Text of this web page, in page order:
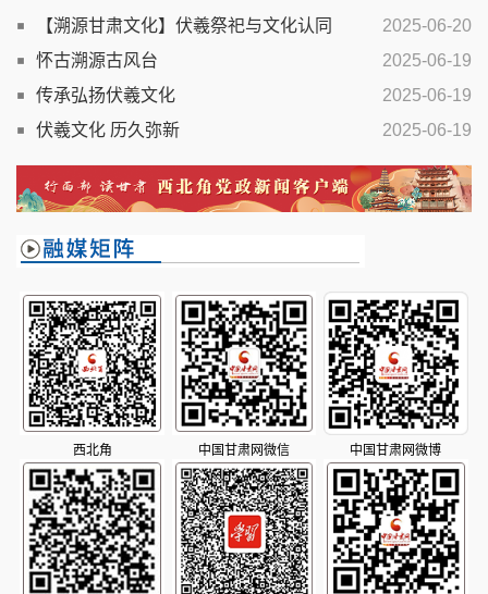
2025-06-20
【溯源甘肃文化】伏羲祭祀与文化认同
2025-06-19
怀古溯源古风台
2025-06-19
传承弘扬伏羲文化
2025-06-19
伏羲文化 历久弥新
西北角 中国甘肃网微信 中国甘肃网微博